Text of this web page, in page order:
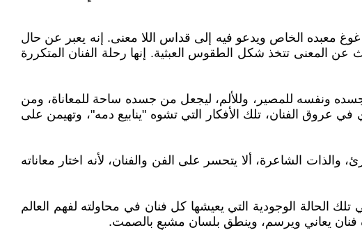
غوغ معبده الخاص ويدعو فيه إلى قداس اللا معنى. إنه يعبر عن حال
عن المعنى تتخذ شكل الطقوس العبثية. إنها رحلة الفنان المتكررة
جسده ونفسه للمصير، وللألم، ليجعل من جسده ساحة للمعاناة، ومن
عروق الفنان، تلك الأفكار التي تشوه "ينابيع دمه"، وتهيمن على
والذات الشاعرة، ألا يتحسر على الفن والفنان، لأنه اختار معاناته
الحالة الوجودية التي يعيشها كل فنان في محاولته لفهم العالم
فنان يعاني ويرسم، وينطق بلسان مشبعٍ بالصمت.